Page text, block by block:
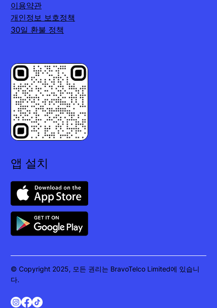
이용약관
개인정보 보호정책
30일 환불 정책
앱 설치
© Copyright 2025, 모든 권리는 BravoTelco Limited에 있습니
다.